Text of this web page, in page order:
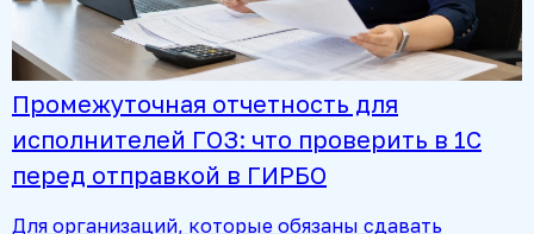
Промежуточная отчетность для
исполнителей ГОЗ: что проверить в 1С
перед отправкой в ГИРБО
Для организаций, которые обязаны сдавать